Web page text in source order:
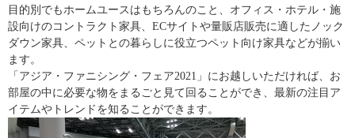
目的別でもホームユースはもちろんのこと、オフィス・ホテル・施
設向けのコントラクト家具、ECサイトや量販店販売に適したノック
ダウン家具、ペットとの暮らしに役立つペット向け家具などが揃い
ます。
「アジア・ファニシング・フェア2021」にお越しいただければ、お
部屋の中に必要な物をまるごと見て回ることができ、最新の注目ア
イテムやトレンドを知ることができます。